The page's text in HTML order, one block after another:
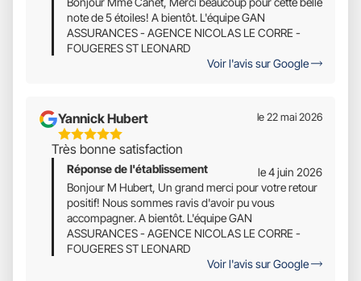
note de 5 étoiles! A bientôt. L'équipe GAN
ASSURANCES - AGENCE NICOLAS LE CORRE -
FOUGERES ST LEONARD
Voir l'avis sur Google
Yannick Hubert
5
Étoiles
Sur
le 22 mai 2026
Très bonne satisfaction
Réponse de l'établissement
le 4 juin 2026
Bonjour M Hubert, Un grand merci pour votre retour
positif! Nous sommes ravis d'avoir pu vous
accompagner. A bientôt. L'équipe GAN
ASSURANCES - AGENCE NICOLAS LE CORRE -
FOUGERES ST LEONARD
Voir l'avis sur Google